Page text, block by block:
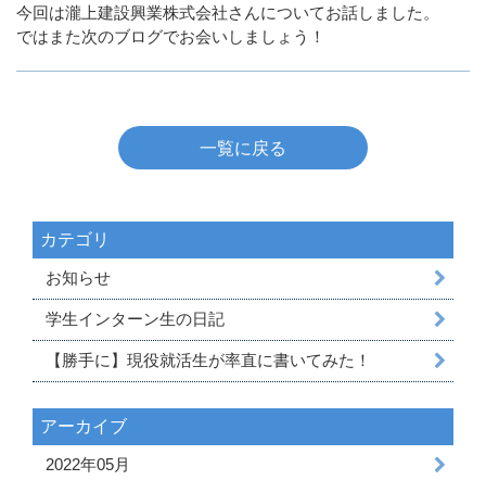
カテゴリ
お知らせ
学生インターン生の日記
【勝手に】現役就活生が率直に書いてみた！
アーカイブ
2022年05月
今回は瀧上建設興業株式会社さんについてお話しました。
ではまた次のブログでお会いしましょう！
一覧に戻る